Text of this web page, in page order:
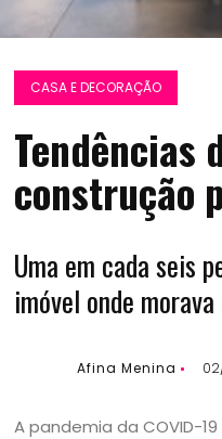
CASA E DECORAÇÃO
Tendências
construção
Uma em cada seis
imóvel onde
Afina Menina
A pandemia da COVID-